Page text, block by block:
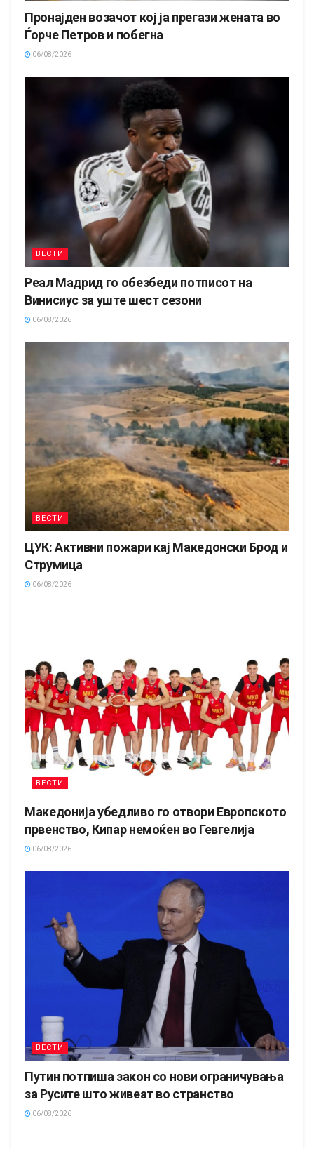
Пронајден возачот кој ја прегази жената во
Ѓорче Петров и побегна
06/08/2026
ВЕСТИ
Реал Мадрид го обезбеди потписот на
Винисиус за уште шест сезони
06/08/2026
ВЕСТИ
ЦУК: Активни пожари кај Македонски Брод и
Струмица
06/08/2026
ВЕСТИ
Македонија убедливо го отвори Европското
првенство, Кипар немоќен во Гевгелија
06/08/2026
ВЕСТИ
Путин потпиша закон со нови ограничувања
за Русите што живеат во странство
06/08/2026